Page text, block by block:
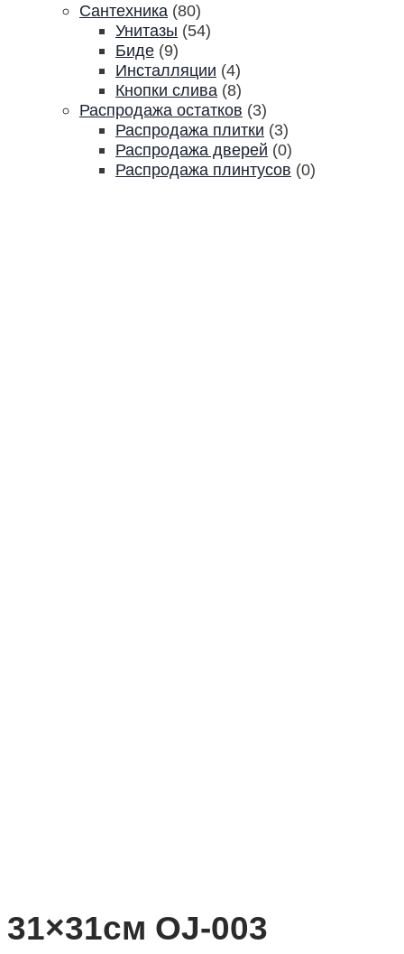
Сантехника (80)
Унитазы (54)
Биде (9)
Инсталляции (4)
Кнопки слива (8)
Распродажа остатков (3)
Распродажа плитки (3)
Распродажа дверей (0)
Распродажа плинтусов (0)
31×31см OJ-003